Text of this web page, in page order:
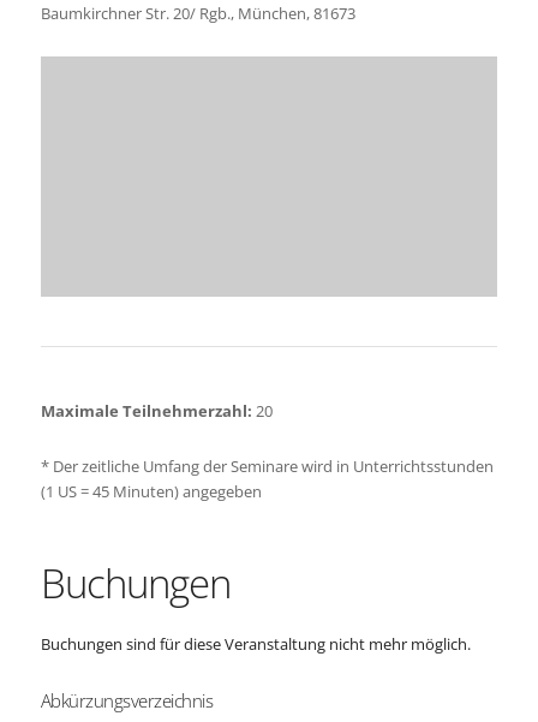
Baumkirchner Str. 20/ Rgb., München, 81673
Maximale Teilnehmerzahl: 20
* Der zeitliche Umfang der Seminare wird in Unterrichtsstunden
(1 US = 45 Minuten) angegeben
Buchungen
Buchungen sind für diese Veranstaltung nicht mehr möglich.
Abkürzungsverzeichnis